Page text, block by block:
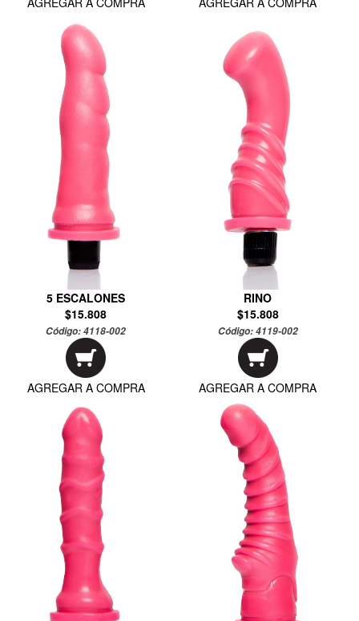
5 ESCALONES
$15.808
Código:4118-002
AGREGAR A COMPRA
RINO
$15.808
Código:4119-002
AGREGAR A COMPRA